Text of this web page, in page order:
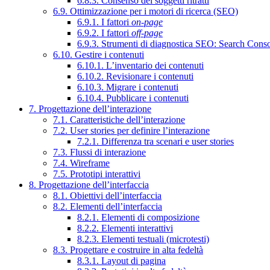
6.9. Ottimizzazione per i motori di ricerca (SEO)
6.9.1. I fattori on-page
6.9.2. I fattori off-page
6.9.3. Strumenti di diagnostica SEO: Search
6.10. Gestire i contenuti
6.10.1. L’inventario dei contenuti
6.10.2. Revisionare i contenuti
6.10.3. Migrare i contenuti
6.10.4. Pubblicare i contenuti
7. Progettazione dell’interazione
7.1. Caratteristiche dell’interazione
7.2. User stories per definire l’interazione
7.2.1. Differenza tra scenari e user stories
7.3. Flussi di interazione
7.4. Wireframe
7.5. Prototipi interattivi
8. Progettazione dell’interfaccia
8.1. Obiettivi dell’interfaccia
8.2. Elementi dell’interfaccia
8.2.1. Elementi di composizione
8.2.2. Elementi interattivi
8.2.3. Elementi testuali (microtesti)
8.3. Progettare e costruire in alta fedeltà
8.3.1. Layout di pagina